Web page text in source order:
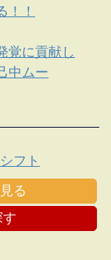
！！
覚に貢献し
中ムー
フト
る